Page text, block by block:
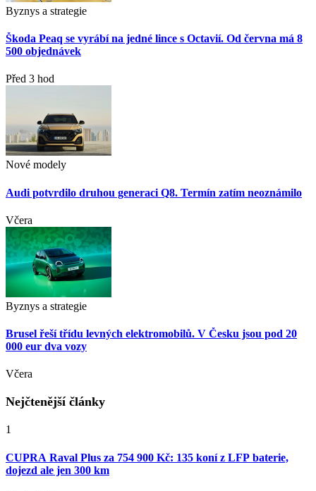
Byznys a strategie
Škoda Peaq se vyrábí na jedné lince s Octavií. Od června má 8
500 objednávek
Před 3 hod
Nové modely
Audi potvrdilo druhou generaci Q8. Termín zatím neoznámilo
Včera
Byznys a strategie
Brusel řeší třídu levných elektromobilů. V Česku jsou pod 20
000 eur dva vozy
Včera
Nejčtenější články
1
CUPRA Raval Plus za 754 900 Kč: 135 koní z LFP baterie,
dojezd ale jen 300 km